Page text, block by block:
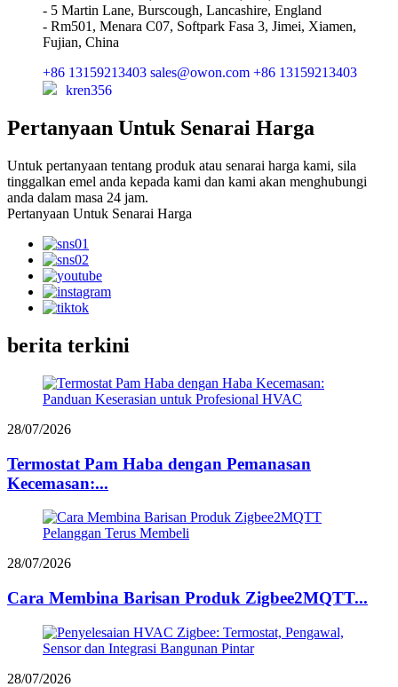
- 5 Martin Lane, Burscough, Lancashire, England
- Rm501, Menara C07, Softpark Fasa 3, Jimei, Xiamen,
Fujian, China
+86 13159213403 sales@owon.com +86 13159213403
kren356
Pertanyaan Untuk Senarai Harga
Untuk pertanyaan tentang produk atau senarai harga kami, sila
tinggalkan emel anda kepada kami dan kami akan menghubungi
anda dalam masa 24 jam.
Pertanyaan Untuk Senarai Harga
berita terkini
28/07/2026
Termostat Pam Haba dengan Pemanasan
Kecemasan:...
28/07/2026
Cara Membina Barisan Produk Zigbee2MQTT...
28/07/2026